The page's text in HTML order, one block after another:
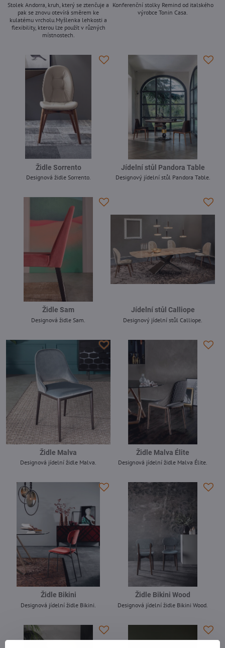
Stolek Andorra, kruh, který se ztenčuje a
pak se znovu otevírá směrem ke
kulatému vrcholu.Myšlenka lehkosti a
flexibility, kterou lze použít v různých
místnostech.
Konferenční stolky Remind od italského
výrobce Tonin Casa.
Židle Sorrento
Designová židle Sorrento.
Jídelní stůl Pandora Table
Designový jídelní stůl Pandora Table.
Židle Sam
Designová židle Sam.
Jídelní stůl Calliope
Designový jídelní stůl Calliope.
Židle Malva
Designová jídelní židle Malva.
Židle Malva Élite
Designová jídelní židle Malva Élite.
Židle Bikini
Designová jídelní židle Bikini.
Židle Bikini Wood
Designová jídelní židle Bikini Wood.